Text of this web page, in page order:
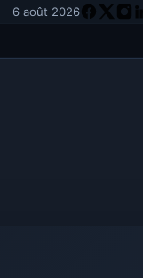
6 août 2026